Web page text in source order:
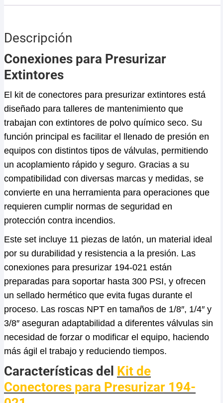
Descripción
Conexiones para Presurizar
Extintores
El kit de conectores para presurizar extintores está
diseñado para talleres de mantenimiento que
trabajan con extintores de polvo químico seco. Su
función principal es facilitar el llenado de presión en
equipos con distintos tipos de válvulas, permitiendo
un acoplamiento rápido y seguro. Gracias a su
compatibilidad con diversas marcas y medidas, se
convierte en una herramienta para operaciones que
requieren cumplir normas de seguridad en
protección contra incendios.
Este set incluye 11 piezas de latón, un material ideal
por su durabilidad y resistencia a la presión. Las
conexiones para presurizar 194-021 están
preparadas para soportar hasta 300 PSI, y ofrecen
un sellado hermético que evita fugas durante el
proceso. Las roscas NPT en tamaños de 1/8″, 1/4″ y
3/8″ aseguran adaptabilidad a diferentes válvulas sin
necesidad de forzar o modificar el equipo, haciendo
más ágil el trabajo y reduciendo tiempos.
Características del Kit de
Conectores para Presurizar 194-